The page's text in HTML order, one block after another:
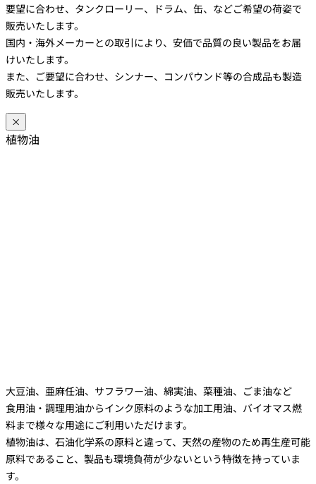
要望に合わせ、タンクローリー、ドラム、缶、などご希望の荷姿で
販売いたします。
国内・海外メーカーとの取引により、安価で品質の良い製品をお届
けいたします。
また、ご要望に合わせ、シンナー、コンパウンド等の合成品も製造
販売いたします。
×
植物油
大豆油、亜麻任油、サフラワー油、綿実油、菜種油、ごま油など
食用油・調理用油からインク原料のような加工用油、バイオマス燃
料まで様々な用途にご利用いただけます。
植物油は、石油化学系の原料と違って、天然の産物のため再生産可能
原料であること、製品も環境負荷が少ないという特徴を持っていま
す。